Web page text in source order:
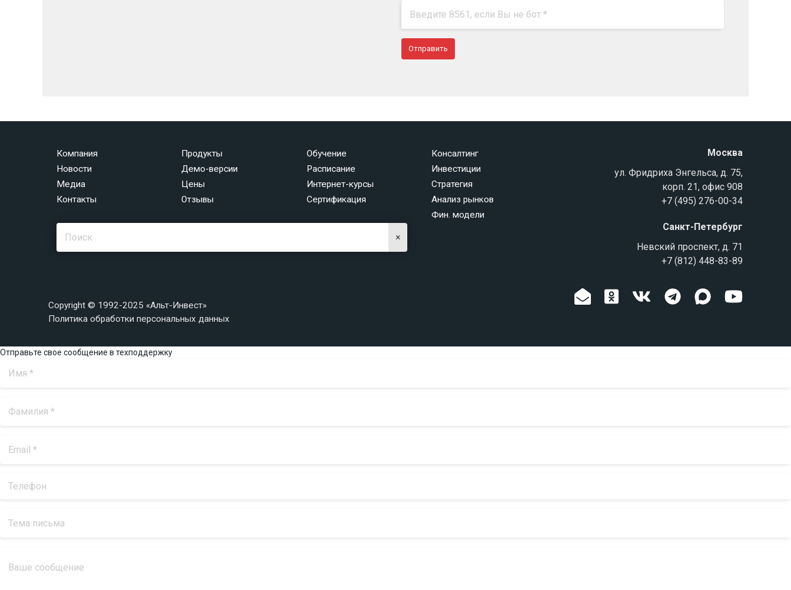
Компания
Новости
Медиа
Контакты
Продукты
Демо-версии
Цены
Отзывы
Обучение
Расписание
Интернет-курсы
Сертификация
Консалтинг
Инвестиции
Стратегия
Анализ рынков
Фин. модели
×
Москва
ул. Фридриха Энгельса, д. 75,
корп. 21, офис 908
+7 (495) 276-00-34
Санкт-Петербург
Невский проспект, д. 71
+7 (812) 448-83-89
Copyright © 1992-2025 «Альт-Инвест»
Политика обработки персональных данных
Отправьте свое сообщение в техподдержку